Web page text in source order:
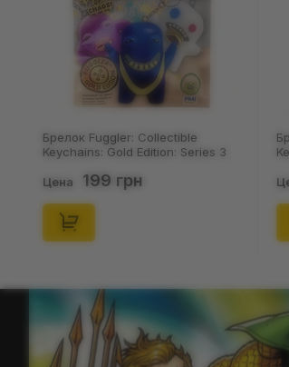
Брелок Fuggler: Collectible
Keychains: Gold Edition: Series 3
Цена 199 грн